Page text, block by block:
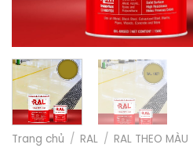
Trang chủ / RAL / RAL THEO MÀU